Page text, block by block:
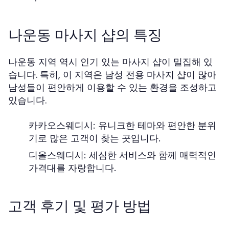
나운동 마사지 샵의 특징
나운동 지역 역시 인기 있는 마사지 샵이 밀집해 있
습니다. 특히, 이 지역은 남성 전용 마사지 샵이 많아
남성들이 편안하게 이용할 수 있는 환경을 조성하고
있습니다.
카카오스웨디시: 유니크한 테마와 편안한 분위
기로 많은 고객이 찾는 곳입니다.
디올스웨디시: 세심한 서비스와 함께 매력적인
가격대를 자랑합니다.
고객 후기 및 평가 방법